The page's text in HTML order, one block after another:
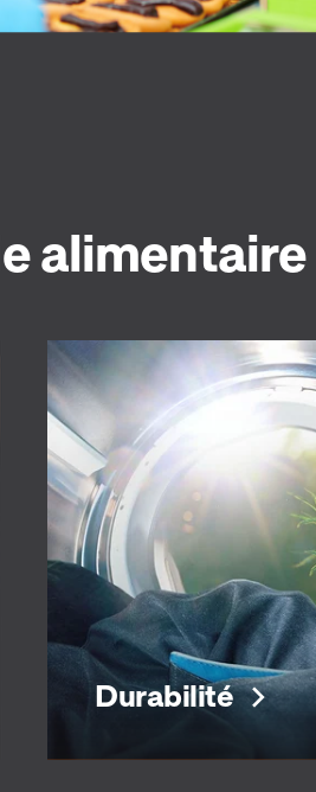
alimentaire
Durabilité